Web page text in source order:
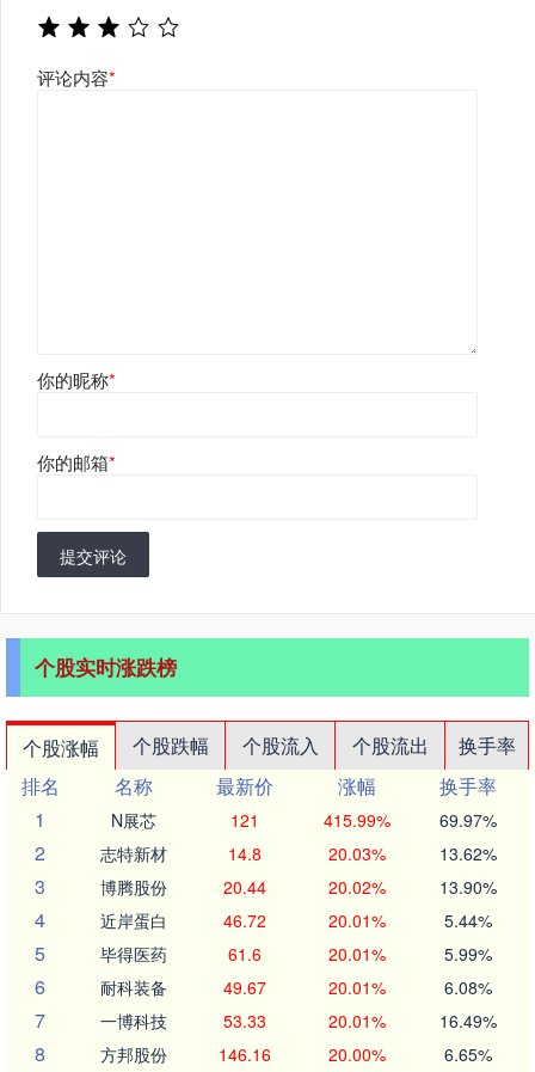
评论内容*
你的昵称*
你的邮箱*
提交评论
个股实时涨跌榜
个股涨幅 个股跌幅 个股流入 个股流出
换手率
排名
名称 最新价 涨幅
换手率
1
N展芯 121 415.99% 69.97%
2 志特新材 14.8 20.03% 13.62%
3 博腾股份 20.44 20.02% 13.90%
4 近岸蛋白 46.72 20.01% 5.44%
5 毕得医药 61.6 20.01% 5.99%
6 耐科装备 49.67 20.01% 6.08%
7 一博科技 53.33 20.01% 16.49%
8 方邦股份 146.16 20.00% 6.65%